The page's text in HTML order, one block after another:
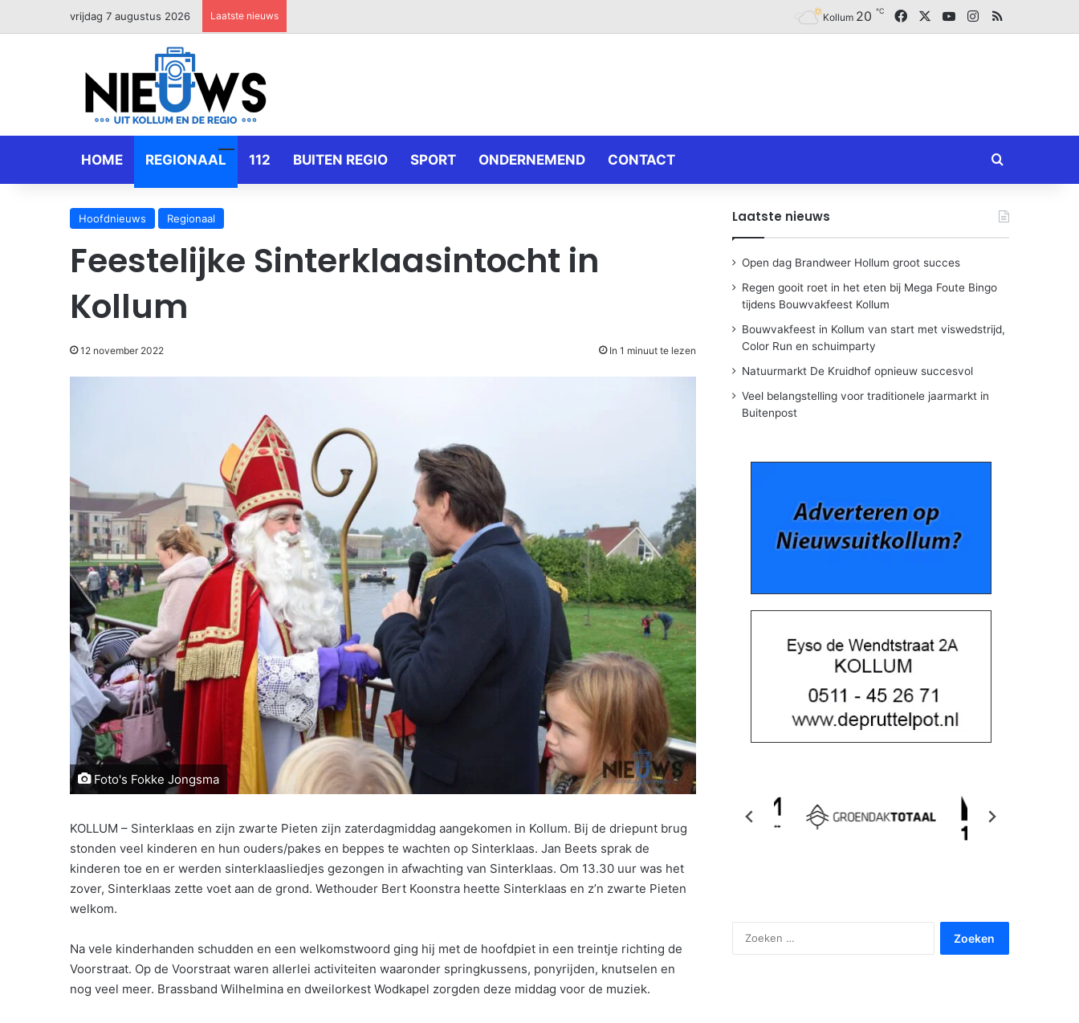
vrijdag 7 augustus 2026 Laatste nieuws Kollum 20 ℃ FacebookYouTubeInstagram
RSS
HOME REGIONAAL 112 BUITEN REGIO SPORT ONDERNEMEND CONTACT Zoeken naar
Hoofdnieuws Regionaal
Feestelijke Sinterklaasintocht in
Kollum
12 november 2022 In 1 minuut te lezen
Foto's Fokke Jongsma
KOLLUM – Sinterklaas en zijn zwarte Pieten zijn zaterdagmiddag aangekomen in Kollum. Bij de driepunt brug
stonden veel kinderen en hun ouders/pakes en beppes te wachten op Sinterklaas. Jan Beets sprak de
kinderen toe en er werden sinterklaasliedjes gezongen in afwachting van Sinterklaas. Om 13.30 uur was het
zover, Sinterklaas zette voet aan de grond. Wethouder Bert Koonstra heette Sinterklaas en z’n zwarte Pieten
welkom.
Na vele kinderhanden schudden en een welkomstwoord ging hij met de hoofdpiet in een treintje richting de
Voorstraat. Op de Voorstraat waren allerlei activiteiten waaronder springkussens, ponyrijden, knutselen en
nog veel meer. Brassband Wilhelmina en dweilorkest Wodkapel zorgden deze middag voor de muziek.
Laatste nieuws
Open dag Brandweer Hollum groot succes
Regen gooit roet in het eten bij Mega Foute Bingo
tijdens Bouwvakfeest Kollum
Bouwvakfeest in Kollum van start met viswedstrijd,
Color Run en schuimparty
Natuurmarkt De Kruidhof opnieuw succesvol
Veel belangstelling voor traditionele jaarmarkt in
Buitenpost
naar: